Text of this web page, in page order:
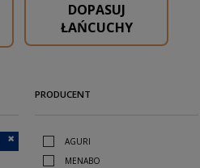
DOPASUJ
ŁAŃCUCHY
PRODUCENT
AGURI
MENABO